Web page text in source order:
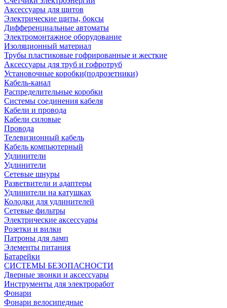
Аксессуары для щитов
Электрические щиты, боксы
Дифференциальные автоматы
Электромонтажное оборудование
Изоляционный материал
Трубы пластиковые гофрированные и жесткие
Аксессуары для труб и гофротруб
Установочные коробки(подрозетники)
Кабель-канал
Распределительные коробки
Системы соединения кабеля
Кабели и провода
Кабели силовые
Провода
Телевизионный кабель
Кабель компьютерный
Удлинители
Удлинители
Сетевые шнуры
Разветвители и адаптеры
Удлинители на катушках
Колодки для удлинителей
Сетевые фильтры
Электрические аксессуары
Розетки и вилки
Патроны для ламп
Элементы питания
Батарейки
СИСТЕМЫ БЕЗОПАСНОСТИ
Дверные звонки и аксессуары
Инструменты для электроработ
Фонари
Фонари велосипедные